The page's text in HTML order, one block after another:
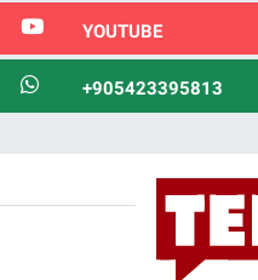
YOUTUBE
+905423395813